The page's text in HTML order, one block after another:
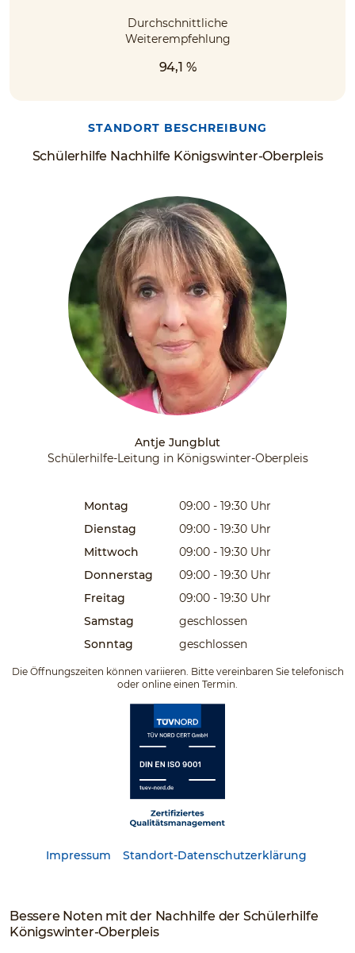
Durchschnittliche
Weiterempfehlung
94,1 %
Schülerhilfe Nachhilfe Königswinter-Oberpleis
STANDORT BESCHREIBUNG
Antje Jungblut
Schülerhilfe-Leitung in Königswinter-Oberpleis
Montag 09:00 - 19:30 Uhr
Dienstag
09:00 - 19:30 Uhr
Mittwoch
09:00 - 19:30 Uhr
Donnerstag
09:00 - 19:30 Uhr
Freitag
09:00 - 19:30 Uhr
Samstag
geschlossen
Sonntag
geschlossen
Die Öffnungszeiten können variieren. Bitte vereinbaren Sie telefonisch
oder online einen Termin.
Impressum Standort-Datenschutzerklärung
Bessere Noten mit der Nachhilfe der Schülerhilfe
Königswinter-Oberpleis